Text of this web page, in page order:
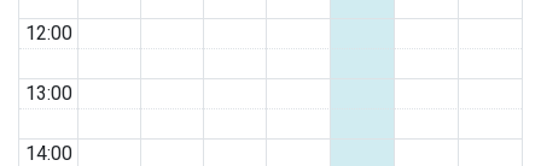
12:00
13:00
14:00